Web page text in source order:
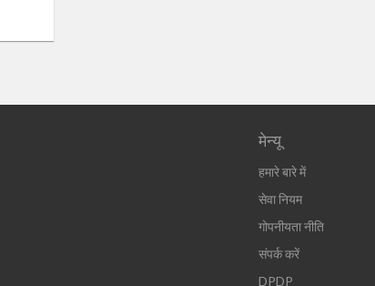
मेन्यू
हमारे बारे में
सेवा नियम
गोपनीयता नीति
संपर्क करें
DPDP